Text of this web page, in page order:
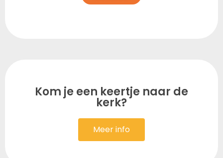
Kom je een keertje naar de
kerk?
Meer info